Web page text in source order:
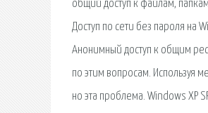
общий доступ к файлам,
Доступ по сети без пароля на
Анонимный доступ к общим
по этим вопросам. Используя
но эта проблема. Windows XP